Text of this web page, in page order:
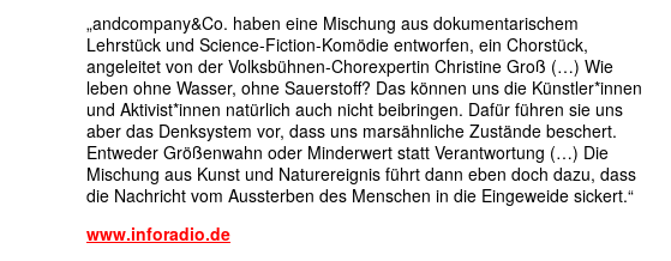
„andcompany&Co. haben eine Mischung aus dokumentarischem
Lehrstück und Science-Fiction-Komödie entworfen, ein Chorstück,
angeleitet von der Volksbühnen-Chorexpertin Christine Groß (…) Wie
leben ohne Wasser, ohne Sauerstoff? Das können uns die Künstler*innen
und Aktivist*innen natürlich auch nicht beibringen. Dafür führen sie uns
aber das Denksystem vor, dass uns marsähnliche Zustände beschert.
Entweder Größenwahn oder Minderwert statt Verantwortung (…) Die
Mischung aus Kunst und Naturereignis führt dann eben doch dazu, dass
die Nachricht vom Aussterben des Menschen in die Eingeweide sickert.“
www.inforadio.de